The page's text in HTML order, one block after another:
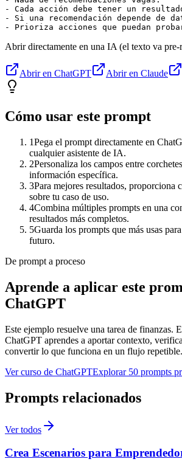
- Cada acción debe tener un
- Si una recomendación depende
- Prioriza acciones que puedan
Abrir directamente en una IA (el texto va pre-
Abrir en ChatGPT Abrir en Claude
Cómo usar este prompt
1Pega el prompt directamente en
cualquier asistente de IA.
2Personaliza los campos entre
información específica.
3Para mejores resultados, proporciona
sobre tu caso de uso.
4Combina múltiples prompts en una
resultados más completos.
5Guarda los prompts que más usas
futuro.
De prompt a proceso
Aprende a aplicar este
ChatGPT
Este ejemplo resuelve una tarea de finanzas.
ChatGPT aprendes a aportar contexto,
convertir lo que funciona en un flujo repetible.
Ver curso de ChatGPTExplorar 50 prompts
Prompts relacionados
Ver todos
Crea Escenarios para